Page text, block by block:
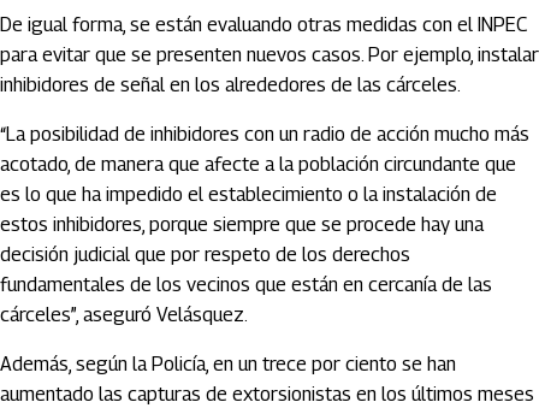
De igual forma, se están evaluando otras medidas con el INPEC
para evitar que se presenten nuevos casos. Por ejemplo, instalar
inhibidores de señal en los alrededores de las cárceles.
“La posibilidad de inhibidores con un radio de acción mucho más
acotado, de manera que afecte a la población circundante que
es lo que ha impedido el establecimiento o la instalación de
estos inhibidores, porque siempre que se procede hay una
decisión judicial que por respeto de los derechos
fundamentales de los vecinos que están en cercanía de las
cárceles”, aseguró Velásquez.
Además, según la Policía, en un trece por ciento se han
aumentado las capturas de extorsionistas en los últimos meses